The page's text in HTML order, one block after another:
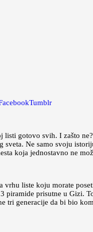
Tumblr
gotovo svih. I zašto
Ne samo svoju
koja jednostavno ne
liste koju morate
piramide prisutne u
tri generacije da bi bio